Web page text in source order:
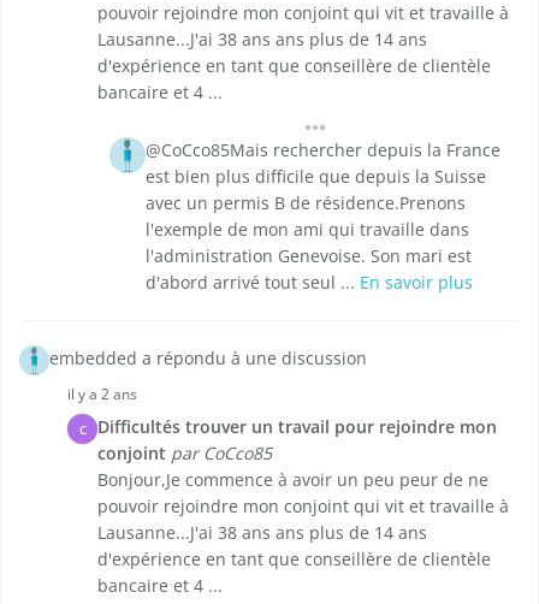
pouvoir rejoindre mon conjoint qui vit et travaille à
Lausanne...J'ai 38 ans ans plus de 14 ans
d'expérience en tant que conseillère de clientèle
bancaire et 4 ...
@CoCco85Mais rechercher depuis la France
est bien plus difficile que depuis la Suisse
avec un permis B de résidence.Prenons
l'exemple de mon ami qui travaille dans
l'administration Genevoise. Son mari est
d'abord arrivé tout seul ... En savoir plus
embedded a répondu à une discussion
il y a 2 ans
C
Difficultés trouver un travail pour rejoindre mon
conjoint par CoCco85
Bonjour,Je commence à avoir un peu peur de ne
pouvoir rejoindre mon conjoint qui vit et travaille à
Lausanne...J'ai 38 ans ans plus de 14 ans
d'expérience en tant que conseillère de clientèle
bancaire et 4 ...